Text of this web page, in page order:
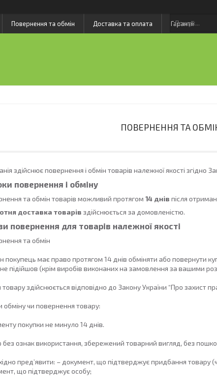
Повернення та обмін Доставка та оплата Гарантії
ПОВЕРНЕННЯ ТА
здійснює повернення і обмін товарів належної якості згідно
повернення і обміну
та обмін товарів можливий протягом 14 днів після
доставка товарів здійснюється за домовленістю.
повернення для товарів належної якості
та обмін
покупець має право протягом 14 днів обміняти або повернути
підійшов (крім виробів виконаних на замовлення за вашими
товару здійснюється відповідно до Закону України “Про захист
обміну чи повернення товару:
покупки не минуло 14 днів.
без ознак використання, збережений товарний вигляд, без
пред’явити: – документ, що підтверджує придбання товару
що підтверджує особу;